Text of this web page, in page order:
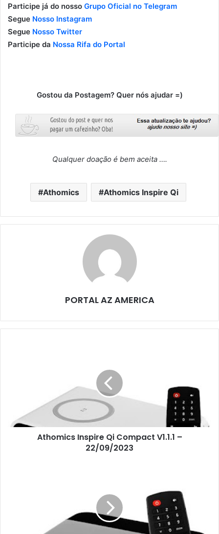
Participe já do nosso Grupo Oficial no Telegram
Segue Nosso Instagram
Segue Nosso Twitter
Participe da Nossa Rifa do Portal
Gostou da Postagem? Quer nós ajudar =)
Qualquer doação é bem aceita ….
Athomics Athomics Inspire Qi
PORTAL AZ AMERICA
Athomics Inspire Qi Compact V1.1.1 –
22/09/2023